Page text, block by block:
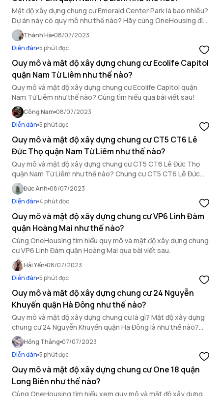
Mật độ xây dựng chung cư Emerald Center Park là bao nhiêu?
Dự án này có quy mô như thế nào? Hãy cùng OneHousing đi
tìm lời giải qua bài viết dưới đây.
Thành Hà 08/07/2023
Diễn đàn 5 phút đọc
Quy mô và mật độ xây dựng chung cư Ecolife Capitol
quận Nam Từ Liêm như thế nào?
Quy mô và mật độ xây dựng chung cư Ecolife Capitol quận
Nam Từ Liêm như thế nào? Cùng tìm hiểu qua bài viết sau!
Công Nam 08/07/2023
Diễn đàn 5 phút đọc
Quy mô và mật độ xây dựng chung cư CT5 CT6 Lê
Đức Thọ quận Nam Từ Liêm như thế nào?
Quy mô và mật độ xây dựng chung cư CT5 CT6 Lê Đức Thọ
quận Nam Từ Liêm như thế nào? Chung cư CT5 CT6 Lê Đức
Thọ quận Nam Từ Liêm có chất lượng tốt không?
Đức Anh 08/07/2023
Diễn đàn 4 phút đọc
Quy mô và mật độ xây dựng chung cư VP6 Linh Đàm
quận Hoàng Mai như thế nào?
Cùng OneHousing tìm hiểu quy mô và mật độ xây dựng chung
cư VP6 Linh Đàm quận Hoàng Mai qua bài viết sau.
Hải Yến 08/07/2023
Diễn đàn 5 phút đọc
Quy mô và mật độ xây dựng chung cư 24 Nguyễn
Khuyến quận Hà Đông như thế nào?
Quy mô và mật độ xây dựng chung cư là gì? Mật độ xây dựng
chung cư 24 Nguyễn Khuyến quận Hà Đông là như thế nào?
Nếu bạn đang quan tâm, đây là bài viết cung cấp đầy đủ thông
tin bạn cần biết.
Hồng Thắng 07/07/2023
Diễn đàn 5 phút đọc
Quy mô và mật độ xây dựng chung cư One 18 quận
Long Biên như thế nào?
Cùng OneHousing tìm hiểu xem quy mô và mật độ xây dựng